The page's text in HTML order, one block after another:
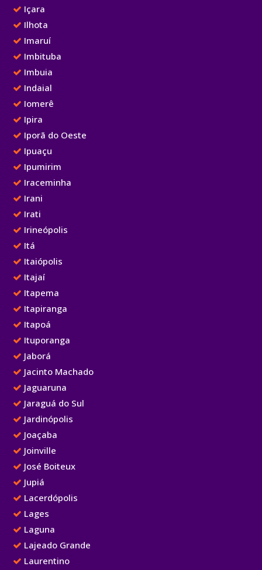
Içara
Ilhota
Imaruí
Imbituba
Imbuia
Indaial
Iomerê
Ipira
Iporã do Oeste
Ipuaçu
Ipumirim
Iraceminha
Irani
Irati
Irineópolis
Itá
Itaiópolis
Itajaí
Itapema
Itapiranga
Itapoá
Ituporanga
Jaborá
Jacinto Machado
Jaguaruna
Jaraguá do Sul
Jardinópolis
Joaçaba
Joinville
José Boiteux
Jupiá
Lacerdópolis
Lages
Laguna
Lajeado Grande
Laurentino